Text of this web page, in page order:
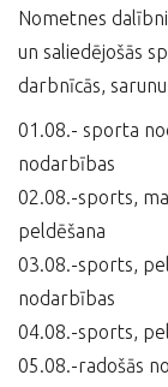
Nometnes
un saliedējošās
darbnīcās,
01.08.- sporta
nodarbības
02.08.-sports,
peldēšana
03.08.-sports,
nodarbības
04.08.-sports,
05.08.-radošās